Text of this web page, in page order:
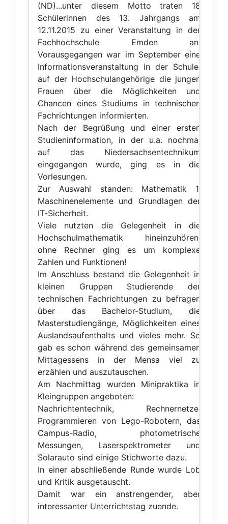
(ND)...unter diesem Motto traten 18
Schülerinnen des 13. Jahrgangs am
12.11.2015 zu einer Veranstaltung in der
Fachhochschule Emden an.
Vorausgegangen war im September eine
Informationsveranstaltung in der Schule,
auf der Hochschulangehörige die jungen
Frauen über die Möglichkeiten und
Chancen eines Studiums in technischen
Fachrichtungen informierten.
Nach der Begrüßung und einer ersten
Studieninformation, in der u.a. nochmal
auf das Niedersachsentechnikum
eingegangen wurde, ging es in die
Vorlesungen.
Zur Auswahl standen: Mathematik 1,
Maschinenelemente und Grundlagen der
IT-Sicherheit.
Viele nutzten die Gelegenheit in die
Hochschulmathematik hineinzuhören:
ohne Rechner ging es um komplexe
Zahlen und Funktionen!
Im Anschluss bestand die Gelegenheit in
kleinen Gruppen Studierende der
technischen Fachrichtungen zu befragen
über das Bachelor-Studium, die
Masterstudiengänge, Möglichkeiten eines
Auslandsaufenthalts und vieles mehr. So
gab es schon während des gemeinsamen
Mittagessens in der Mensa viel zu
erzählen und auszutauschen.
Am Nachmittag wurden Minipraktika in
Kleingruppen angeboten:
Nachrichtentechnik, Rechnernetze,
Programmieren von Lego-Robotern, das
Campus-Radio, photometrische
Messungen, Laserspektrometer und
Solarauto sind einige Stichworte dazu.
In einer abschließende Runde wurde Lob
und Kritik ausgetauscht.
Damit war ein anstrengender, aber
interessanter Unterrichtstag zuende.